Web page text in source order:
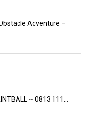
Adventure –
~ 0813 111...